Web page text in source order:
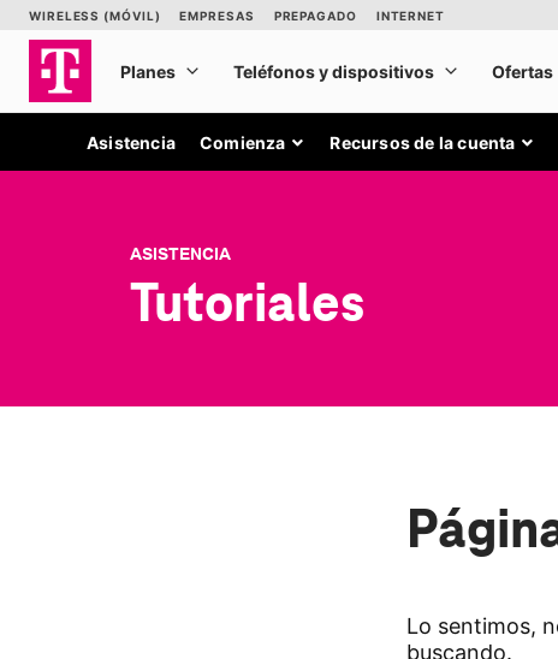
Asistencia Comienza Recursos de la cuenta
ASISTENCIA
Tutoriales